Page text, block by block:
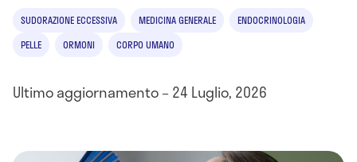
SUDORAZIONE ECCESSIVA MEDICINA GENERALE
ENDOCRINOLOGIA
PELLE
ORMONI CORPO UMANO
Ultimo aggiornamento – 24 Luglio, 2026